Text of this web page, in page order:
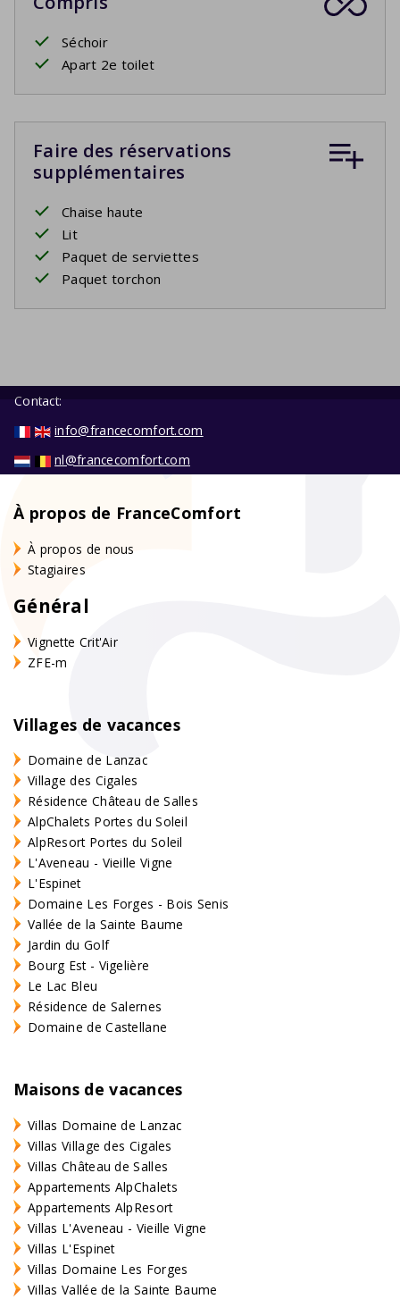
Séchoir
Apart 2e toilet
Faire des réservations
supplémentaires
Chaise haute
Lit
Paquet de serviettes
Paquet torchon
Contact:
info@francecomfort.com
nl@francecomfort.com
À propos de FranceComfort
À propos de nous
Stagiaires
Général
Vignette Crit'Air
ZFE-m
Villages de vacances
Domaine de Lanzac
Village des Cigales
Résidence Château de Salles
AlpChalets Portes du Soleil
AlpResort Portes du Soleil
L'Aveneau - Vieille Vigne
L'Espinet
Domaine Les Forges - Bois Senis
Vallée de la Sainte Baume
Jardin du Golf
Bourg Est - Vigelière
Le Lac Bleu
Résidence de Salernes
Domaine de Castellane
Maisons de vacances
Villas Domaine de Lanzac
Villas Village des Cigales
Villas Château de Salles
Appartements AlpChalets
Appartements AlpResort
Villas L'Aveneau - Vieille Vigne
Villas L'Espinet
Villas Domaine Les Forges
Villas Vallée de la Sainte Baume